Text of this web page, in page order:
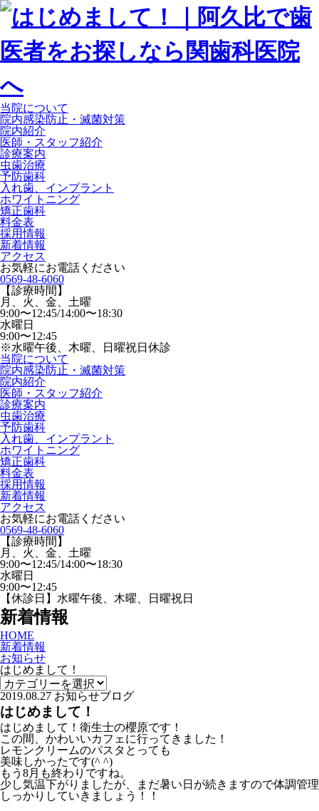
当院について
院内感染防止・滅菌対策
院内紹介
医師・スタッフ紹介
診療案内
虫歯治療
予防歯科
入れ歯、インプラント
ホワイトニング
矯正歯科
料金表
採用情報
新着情報
アクセス
お気軽にお電話ください
0569-48-6060
【診療時間】
月、火、金、土曜
9:00〜12:45/14:00〜18:30
水曜日
9:00〜12:45
※水曜午後、木曜、日曜祝日休診
当院について
院内感染防止・滅菌対策
院内紹介
医師・スタッフ紹介
診療案内
虫歯治療
予防歯科
入れ歯、インプラント
ホワイトニング
矯正歯科
料金表
採用情報
新着情報
アクセス
お気軽にお電話ください
0569-48-6060
【診療時間】
月、火、金、土曜
9:00〜12:45/14:00〜18:30
水曜日
9:00〜12:45
【休診日】水曜午後、木曜、日曜祝日
新着情報
HOME
新着情報
お知らせ
はじめまして！
2019.08.27 お知らせブログ
はじめまして！
はじめまして！衛生士の櫻原です！
この間、かわいいカフェに行ってきました！
レモンクリームのパスタとっても
美味しかったです(^ ^)
もう8月も終わりですね。
少し気温下がりましたが、まだ暑い日が続きますので体調管理
しっかりしていきましょう！！